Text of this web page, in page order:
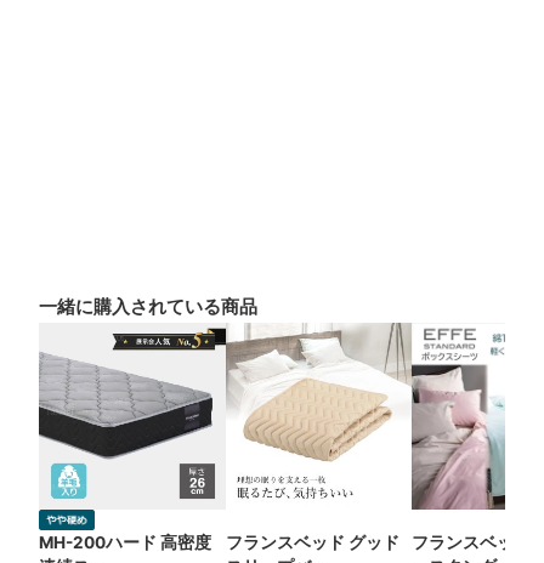
一緒に購入されている商品
MH-200ハード 高密度
フランスベッド グッド
フランスベッド